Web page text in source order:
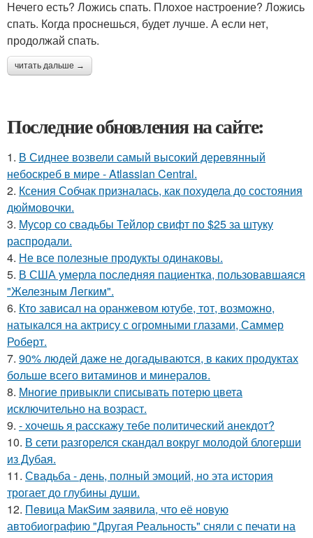
Нечего есть? Ложись спать. Плохое настроение? Ложись
спать. Когда проснешься, будет лучше. А если нет,
продолжай спать.
читать дальше →
Последние обновления на сайте:
1. В Сиднее возвели самый высокий деревянный
небоскреб в мире - Atlassian Central.
2. Ксения Собчак призналась, как похудела до состояния
дюймовочки.
3. Мусор со свадьбы Тейлор свифт по $25 за штуку
распродали.
4. Не все полезные продукты одинаковы.
5. В США умерла последняя пациентка, пользовавшаяся
"Железным Легким".
6. Кто зависал на оранжевом ютубе, тот, возможно,
натыкался на актрису с огромными глазами, Саммер
Роберт.
7. 90% людей даже не догадываются, в каких продуктах
больше всего витаминов и минералов.
8. Многие привыкли списывать потерю цвета
исключительно на возраст.
9. - хочешь я расскажу тебе политический анекдот?
10. В сети разгорелся скандал вокруг молодой блогерши
из Дубая.
11. Свадьба - день, полный эмоций, но эта история
трогает до глубины души.
12. Пeвица MакSим заявила, что её новую
автобиографию "Другая Реальность" сняли с печати на